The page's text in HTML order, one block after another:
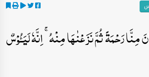
مِنَّا رَحۡمَۃً ثُمَّ نَزَعۡنٰہَا مِنۡہُ ۚ اِنَّہٗ لَیَـُٔوۡسٌ